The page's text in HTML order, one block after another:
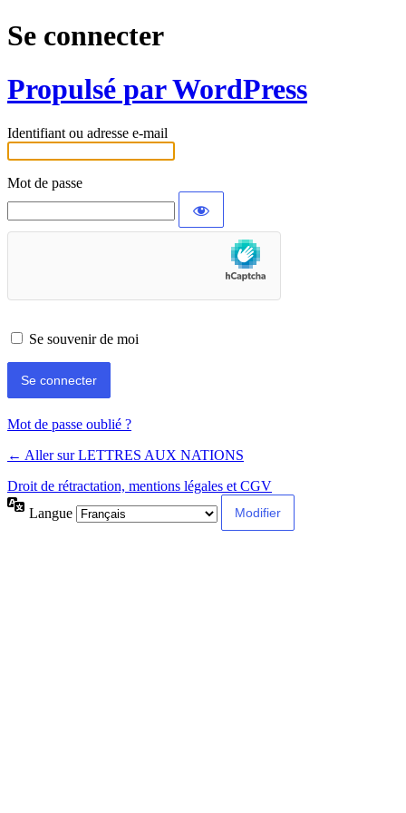
Se connecter
Propulsé par WordPress
Identifiant ou adresse e-mail
Mot de passe
Se souvenir de moi
Alternative:
Mot de passe oublié ?
← Aller sur LETTRES AUX NATIONS
Droit de rétractation, mentions légales et CGV
Langue